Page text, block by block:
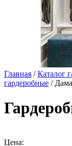
Главная /Каталог
гардеробные /
Цена: